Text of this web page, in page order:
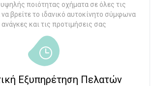
υψηλής ποιότητας οχήματα σε όλες τις
να βρείτε το ιδανικό αυτοκίνητο σύμφωνα
ανάγκες και τις προτιμήσεις σας
Εξυπηρέτηση Πελατών